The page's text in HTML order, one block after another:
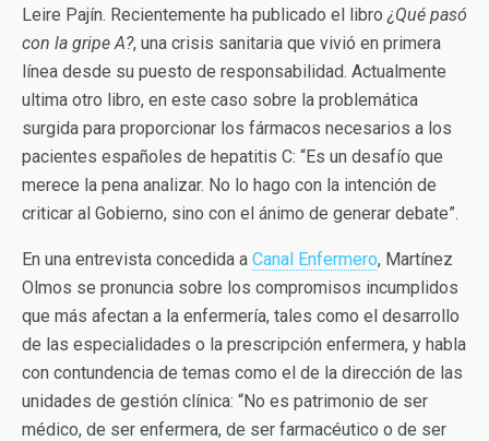
Leire Pajín. Recientemente ha publicado el libro¿Qué pasó
con la gripe A?, una crisis sanitaria que vivió en primera
línea desde su puesto de responsabilidad. Actualmente
ultima otro libro, en este caso sobre la problemática
surgida para proporcionar los fármacos necesarios a los
pacientes españoles de hepatitis C: “Es un desafío que
merece la pena analizar. No lo hago con la intención de
criticar al Gobierno, sino con el ánimo de generar debate”.
En una entrevista concedida a Canal Enfermero, Martínez
Olmos se pronuncia sobre los compromisos incumplidos
que más afectan a la enfermería, tales como el desarrollo
de las especialidades o la prescripción enfermera, y habla
con contundencia de temas como el de la dirección de las
unidades de gestión clínica: “No es patrimonio de ser
médico, de ser enfermera, de ser farmacéutico o de ser